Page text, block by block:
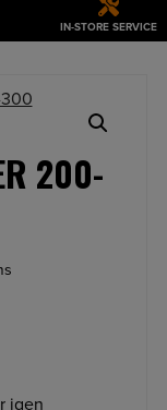
IN-STORE SERVICE
200-
igen